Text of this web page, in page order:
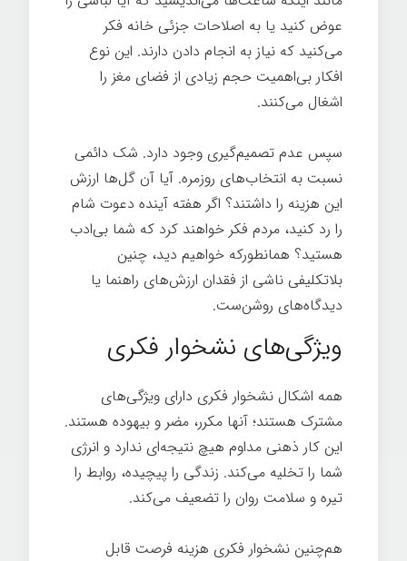
عوض کنید یا به اصلاحات جزئی خانه فکر
می‌کنید که نیاز به انجام دادن دارند. این نوع
افکار بی‌اهمیت حجم زیادی از فضای مغز را
اشغال می‌کنند.
سپس عدم تصمیم‌گیری وجود دارد. شک دائمی
نسبت به انتخاب‌های روزمره. آیا آن گل‌ها ارزش
این هزینه را داشتند؟ اگر هفته آینده دعوت شام
را رد کنید، مردم فکر خواهند کرد که شما بی‌ادب
هستید؟ همانطورکه خواهیم دید، چنین
بلاتکلیفی ناشی از فقدان ارزش‌های راهنما یا
دیدگاه‌های روشن‌ست.
ویژگی‌های نشخوار فکری
همه اشکال نشخوار فکری دارای ویژگی‌های
مشترک هستند؛ آنها مکرر، مضر و بیهوده هستند.
این کار ذهنی مداوم هیچ نتیجه‌ای ندارد و انرژی
شما را تخلیه می‌کند. زندگی را پیچیده، روابط را
تیره و سلامت روان را تضعیف می‌کند.
هم‌چنین نشخوار فکری هزینه فرصت قابل